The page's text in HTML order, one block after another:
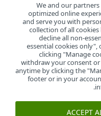
We and our
optimized online
and serve you with
collection of all cookies
decline all non-
essential cookies
clicking "Manage
withdraw your consent
anytime by clicking the
footer or in your
.
ACCEPT